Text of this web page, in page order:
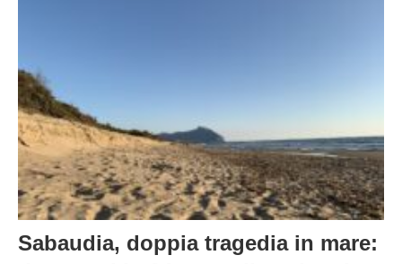
Sabaudia, doppia tragedia in mare:
due morti in 24 ore sulla spiaggia
della Bufalara